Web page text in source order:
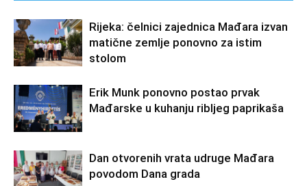
Rijeka: čelnici zajednica Mađara izvan
matične zemlje ponovno za istim
stolom
Erik Munk ponovno postao prvak
Mađarske u kuhanju ribljeg paprikaša
Dan otvorenih vrata udruge Mađara
povodom Dana grada